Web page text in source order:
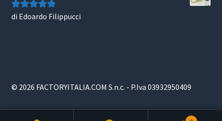
Valutato5su
di Edoardo Filippucci
© 2026 FACTORYITALIA.COM S.n.c. - P.Iva 03932950409